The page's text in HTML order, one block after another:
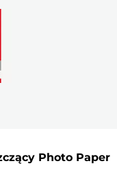
Photo Paper